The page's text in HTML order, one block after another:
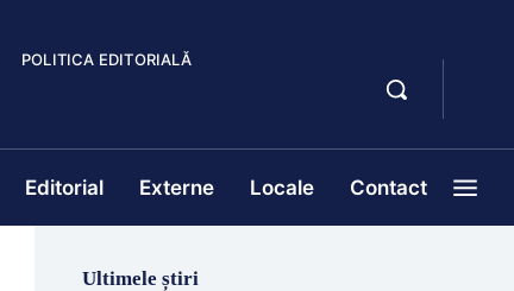
POLITICA EDITORIALĂ
Editorial Externe Locale Contact
Ultimele știri